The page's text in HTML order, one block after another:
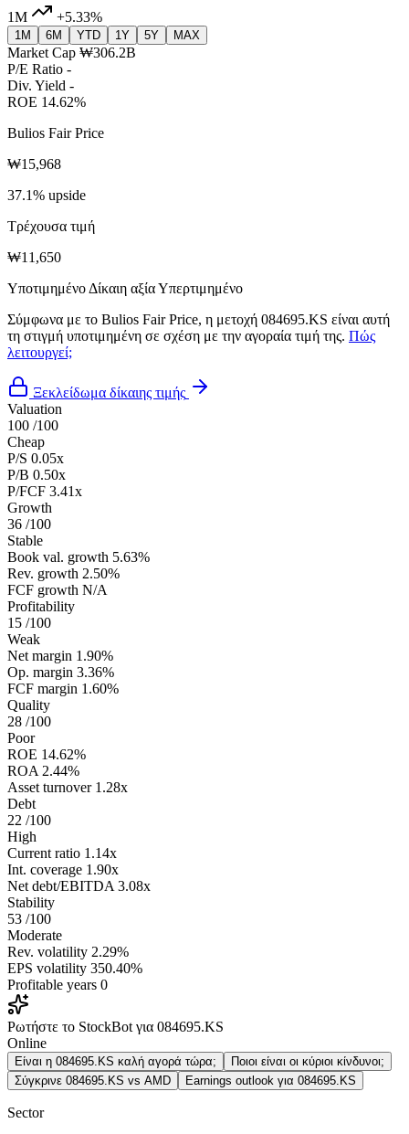
1M
+5.33%
1M 6M YTD 1Y 5Y MAX
Market Cap ₩306.2B
P/E Ratio -
Div. Yield -
ROE 14.62%
Bulios Fair Price
₩15,968
37.1% upside
Τρέχουσα τιμή
₩11,650
Υποτιμημένο Δίκαιη αξίαΥπερτιμημένο
Σύμφωνα με το Bulios Fair Price, η μετοχή 084695.KS είναι αυτή
τη στιγμή υποτιμημένη σε σχέση με την αγοραία τιμή της. Πώς
λειτουργεί;
Ξεκλείδωμα δίκαιης τιμής
Valuation
100 /100
Cheap
P/S 0.05x
P/B 0.50x
P/FCF 3.41x
Growth
36 /100
Stable
Book val. growth 5.63%
Rev. growth 2.50%
FCF growth N/A
Profitability
15 /100
Weak
Net margin 1.90%
Op. margin 3.36%
FCF margin 1.60%
Quality
28 /100
Poor
ROE 14.62%
ROA 2.44%
Asset turnover 1.28x
Debt
22 /100
High
Current ratio 1.14x
Int. coverage 1.90x
Net debt/EBITDA 3.08x
Stability
53 /100
Moderate
Rev. volatility 2.29%
EPS volatility 350.40%
Profitable years 0
Ρωτήστε το StockBot για 084695.KS
Online
Είναι η 084695.KS καλή αγορά τώρα;
Ποιοι είναι οι κύριοι κίνδυνοι;
Σύγκρινε 084695.KS vs AMD
Earnings outlook για 084695.KS
Sector